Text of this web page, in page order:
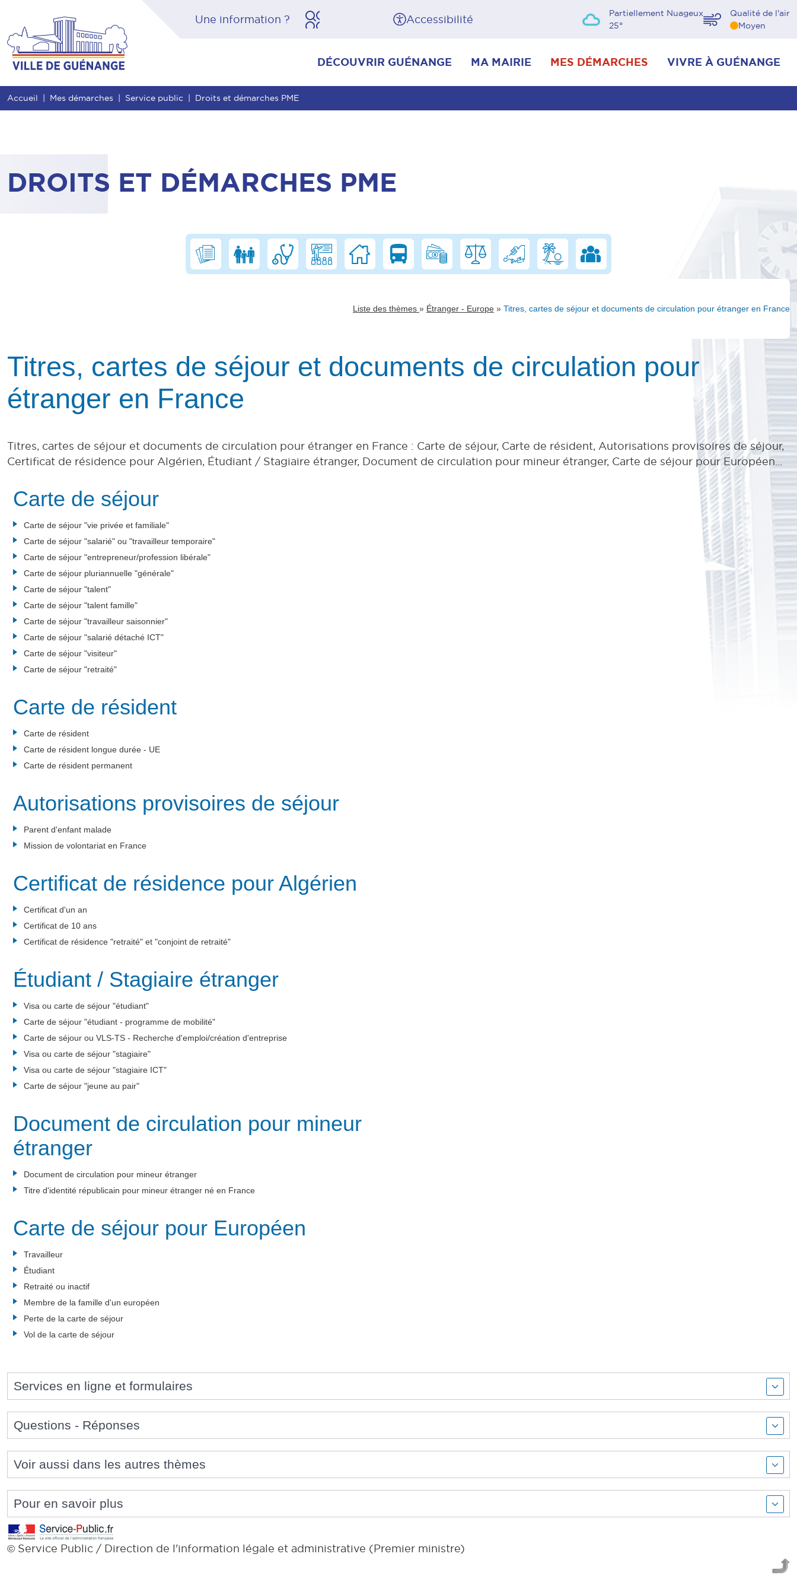
Entête de page Menu principal Recherche Pied de page Accessibilité
Partiellement Nuageux
25°
Qualité de l'air
Moyen
DÉCOUVRIR GUÉNANGE MA MAIRIE MES DÉMARCHES VIVRE À GUÉNANGE
Accueil Mes démarches Service public Droits et démarches PME
DROITS ET DÉMARCHES PME
Liste des thèmes » Étranger - Europe » Titres, cartes de séjour et documents de circulation pour étranger en France
Titres, cartes de séjour et documents de circulation pour
étranger en France
Titres, cartes de séjour et documents de circulation pour étranger en France : Carte de séjour, Carte de résident, Autorisations provisoires de séjour,
Certificat de résidence pour Algérien, Étudiant / Stagiaire étranger, Document de circulation pour mineur étranger, Carte de séjour pour Européen...
Carte de séjour
Carte de séjour "vie privée et familiale"
Carte de séjour "salarié" ou "travailleur temporaire"
Carte de séjour "entrepreneur/profession libérale"
Carte de séjour pluriannuelle "générale"
Carte de séjour "talent"
Carte de séjour "talent famille"
Carte de séjour "travailleur saisonnier"
Carte de séjour "salarié détaché ICT"
Carte de séjour "visiteur"
Carte de séjour "retraité"
Carte de résident
Carte de résident
Carte de résident longue durée - UE
Carte de résident permanent
Autorisations provisoires de séjour
Parent d'enfant malade
Mission de volontariat en France
Certificat de résidence pour Algérien
Certificat d'un an
Certificat de 10 ans
Certificat de résidence "retraité" et "conjoint de retraité"
Étudiant / Stagiaire étranger
Visa ou carte de séjour "étudiant"
Carte de séjour "étudiant - programme de mobilité"
Carte de séjour ou VLS-TS - Recherche d'emploi/création d'entreprise
Visa ou carte de séjour "stagiaire"
Visa ou carte de séjour "stagiaire ICT"
Carte de séjour "jeune au pair"
Document de circulation pour mineur
étranger
Document de circulation pour mineur étranger
Titre d'identité républicain pour mineur étranger né en France
Carte de séjour pour Européen
Travailleur
Étudiant
Retraité ou inactif
Membre de la famille d'un européen
Perte de la carte de séjour
Vol de la carte de séjour
Services en ligne et formulaires
Questions - Réponses
Voir aussi dans les autres thèmes
Pour en savoir plus
© Service Public / Direction de l'information légale et administrative (Premier ministre)